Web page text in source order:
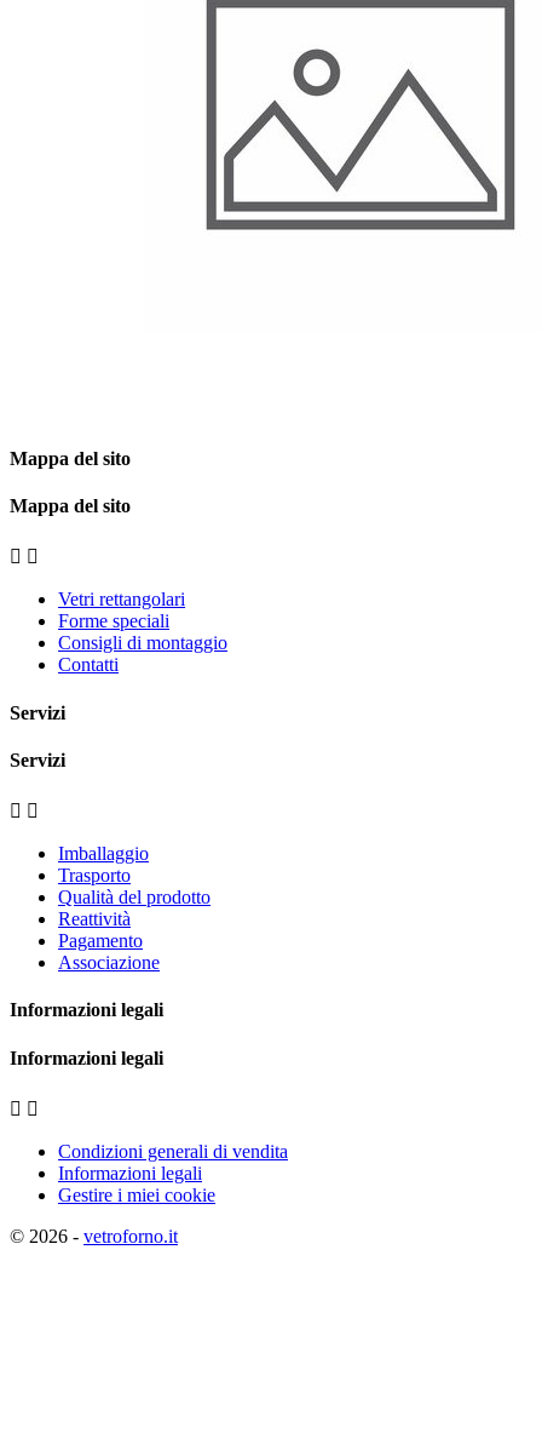
Mappa del sito
Mappa del sito
 
Vetri rettangolari
Forme speciali
Consigli di montaggio
Contatti
Servizi
Servizi
 
Imballaggio
Trasporto
Qualità del prodotto
Reattività
Pagamento
Associazione
Informazioni legali
Informazioni legali
 
Condizioni generali di vendita
Informazioni legali
Gestire i miei cookie
© 2026 - vetroforno.it